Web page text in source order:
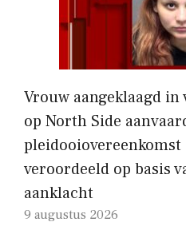
Vrouw aangeklaagd
op North Side
pleidooiovereenkomst
veroordeeld op basis
aanklacht
9 augustus 2026